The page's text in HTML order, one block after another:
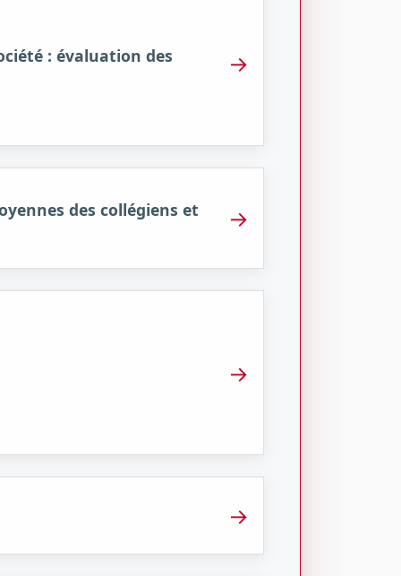
: évaluation des →
des collégiens et →
→
→